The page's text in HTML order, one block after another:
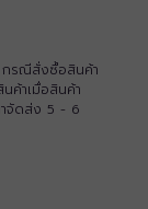
รณีสั่งซื้อสินค้า
ค้าเมื่อสินค้า
าจัดส่ง 5 - 6